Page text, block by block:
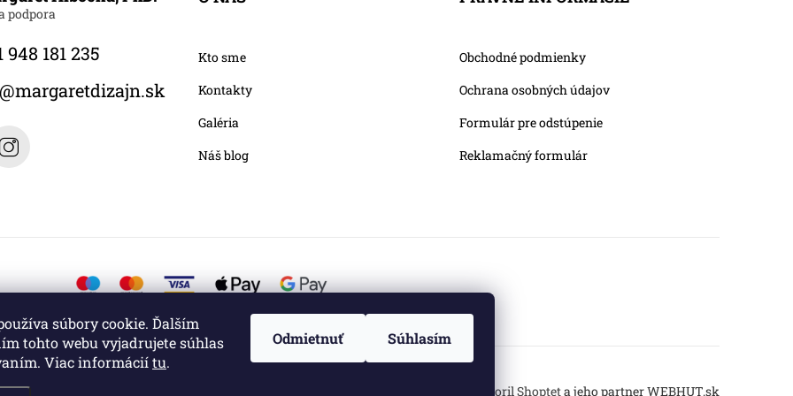
súbory cookie. Ďalším
tohto webu vyjadrujete súhlas
Viac informáciítu.
Odmietnuť Súhlasím
948 181 235
margaretdizajn.sk
Kto sme
Kontakty
Galéria
Náš blog
Obchodné podmienky
Ochrana osobných údajov
Formulár pre odstúpenie
Reklamačný formulár
Vytvoril Shopteta jeho partnerWEBHUT.sk